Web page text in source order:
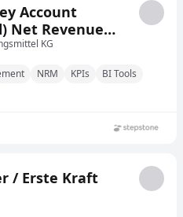
Account
Net Revenue
term]
KG
NRM KPIs
BI Tools
/ Erste Kraft